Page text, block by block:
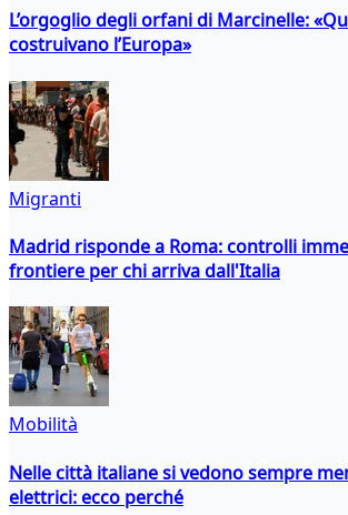
L’orgoglio degli orfani di Marcinelle:
costruivano l’Europa»
Migranti
Madrid risponde a Roma: controlli
frontiere per chi arriva dall'Italia
Mobilità
Nelle città italiane si vedono sempre
elettrici: ecco perché